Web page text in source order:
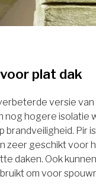
plat dak
versie van
nog hogere isolatie
Pir
zeer geschikt voor
daken. Ook
om voor